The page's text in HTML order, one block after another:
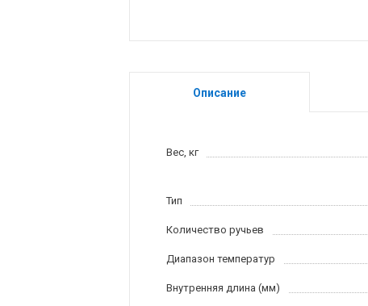
Описание
Вес, кг
Тип
Количество ручьев
Диапазон температур
Внутренняя длина (мм)